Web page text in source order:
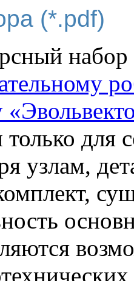
(*.pdf)
только для
узлам,